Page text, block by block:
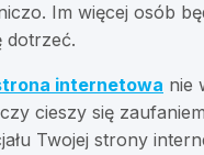
Im więcej osób
dotrzeć.
internetowa nie
cieszy się
Twojej strony